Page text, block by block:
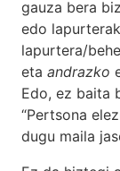
gauza bera
edo
lapurtera/
eta andrazko
Edo, ez baita
“Pertsona
dugu maila